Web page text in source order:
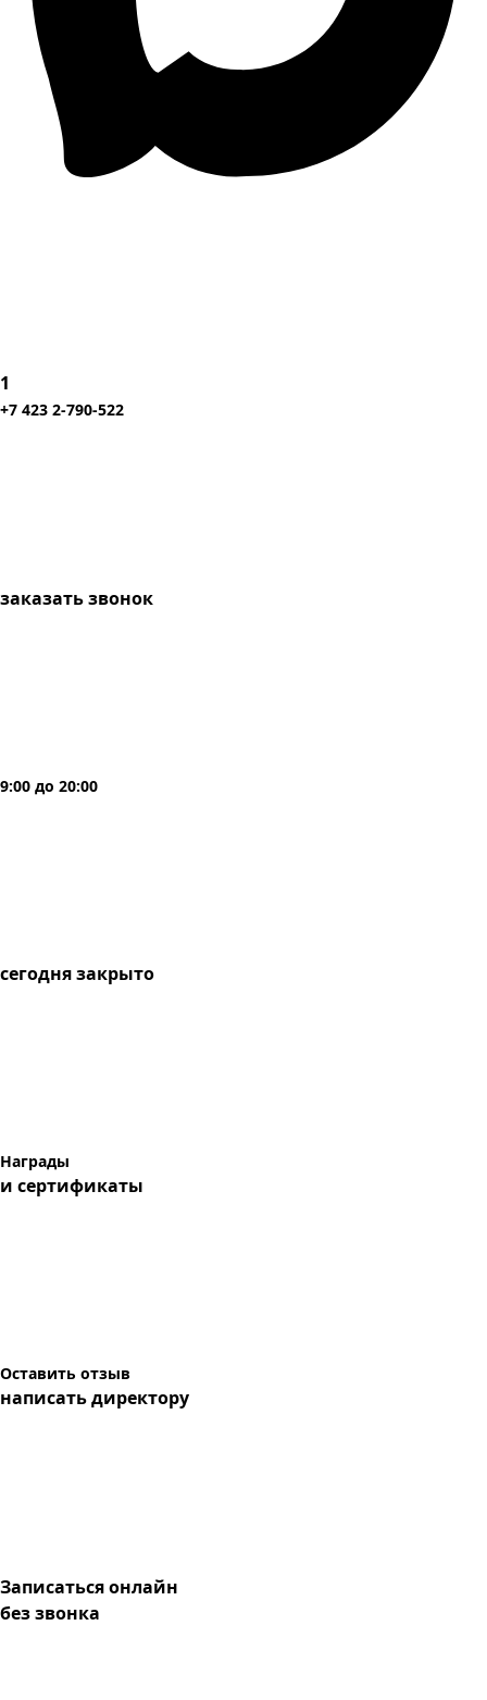
1
+7 423 2-790-522
заказать звонок
9:00 до 20:00
сегоднязакрыто
Награды
и сертификаты
Оставить отзыв
написать директору
Записаться онлайн
без звонка